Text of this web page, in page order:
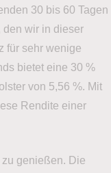
zum
einfach und
in Ihrer
30 bis 60 Tagen
den wir in dieser
für sehr wenige
bietet eine 30 %
von 5,56 %. Mit
Rendite einer
genießen. Die